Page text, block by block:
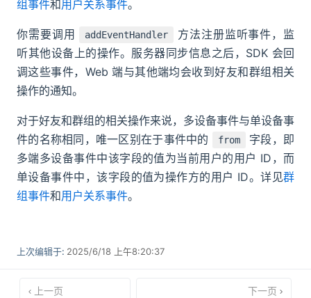
组事件和用户关系事件。
你需要调用 addEventHandler
方法注册监听事件，监
听其他设备上的操作。服务器同步信息之后，SDK 会回
调这些事件，Web 端与其他端均会收到好友和群组相关
操作的通知。
对于好友和群组的相关操作来说，多设备事件与单设备事
件的名称相同，唯一区别在于事件中的
from
字段，即
多端多设备事件中该字段的值为当前用户的用户 ID，而
单设备事件中，该字段的值为操作方的用户 ID。详见群
组事件和用户关系事件。
上次编辑于: 2025/6/18 上午8:20:37
上一页 下一页